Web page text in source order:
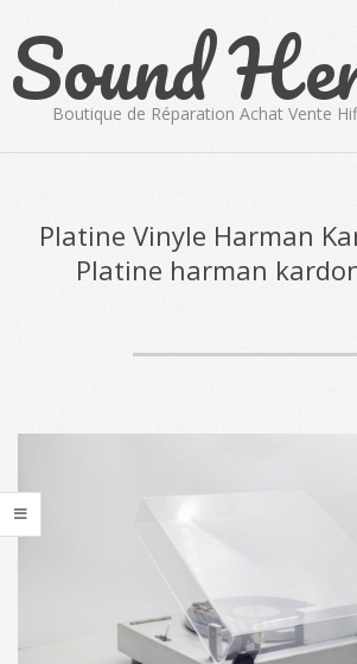
content
Sound
Boutique de Réparation Achat Vente
MenuPlatine Vinyle Harman
Platine harman